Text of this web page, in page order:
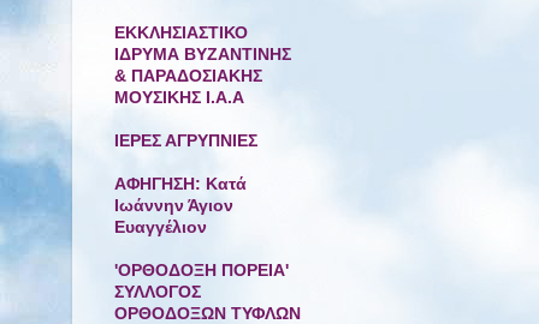
ΕΚΚΛΗΣΙΑΣΤΙΚΟ
ΙΔΡΥΜΑ ΒΥΖΑΝΤΙΝΗΣ
& ΠΑΡΑΔΟΣΙΑΚΗΣ
ΜΟΥΣΙΚΗΣ Ι.Α.Α
ΙΕΡΕΣ ΑΓΡΥΠΝΙΕΣ
ΑΦΗΓΗΣΗ: Κατά
Ιωάννην Άγιον
Ευαγγέλιον
'ΟΡΘΟΔΟΞΗ ΠΟΡΕΙΑ'
ΣΥΛΛΟΓΟΣ
ΟΡΘΟΔΟΞΩΝ ΤΥΦΛΩΝ